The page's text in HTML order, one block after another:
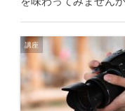
講座